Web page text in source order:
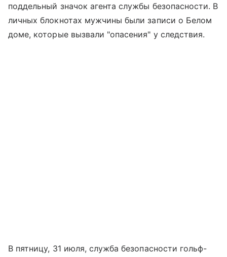
поддельный значок агента службы безопасности. В
личных блокнотах мужчины были записи о Белом
доме, которые вызвали "опасения" у следствия.
В пятницу, 31 июля, служба безопасности гольф-